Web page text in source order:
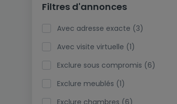
Animaux acceptés (1)
Biens de vacances (0)
Filtres d'annonces
Avec adresse exacte (3)
Avec visite virtuelle (1)
Exclure sous compromis (6)
Exclure meublés (1)
Exclure chambres (6)